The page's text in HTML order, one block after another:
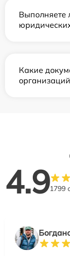
Выполняете
Какие
4.91799